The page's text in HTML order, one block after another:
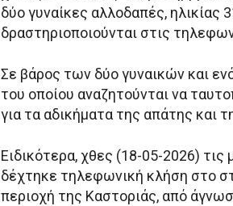
δύο γυναίκες αλλοδαπές, ηλικίας
δραστηριοποιούνται στις
Σε βάρος των δύο γυναικών και
του οποίου αναζητούνται να
για τα αδικήματα της απάτης και
Ειδικότερα, χθες (18-05-2026)
δέχτηκε τηλεφωνική κλήση στο
περιοχή της Καστοριάς, από